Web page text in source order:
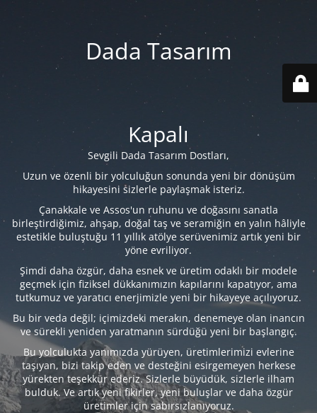
Dada Tasarım
Kapalı
Sevgili Dada Tasarım Dostları,
Uzun ve özenli bir yolculuğun sonunda yeni bir dönüşüm
hikayesini sizlerle paylaşmak isteriz.
Çanakkale ve Assos'un ruhunu ve doğasını sanatla
birleştirdiğimiz, ahşap, doğal taş ve seramiğin en yalın hâliyle
estetikle buluştuğu 11 yıllık atölye serüvenimiz artık yeni bir
yöne evriliyor.
Şimdi daha özgür, daha esnek ve üretim odaklı bir modele
geçmek için fiziksel dükkanımızın kapılarını kapatıyor, ama
tutkumuz ve yaratıcı enerjimizle yeni bir hikayeye açılıyoruz.
Bu bir veda değil; içimizdeki merakın, denemeye olan inancın
ve sürekli yeniden yaratmanın sürdüğü yeni bir başlangıç.
Bu yolculukta yanımızda yürüyen, üretimlerimizi evlerine
taşıyan, bizi takip eden ve desteğini esirgemeyen herkese
yürekten teşekkür ederiz. Sizlerle büyüdük, sizlerle ilham
bulduk. Ve artık yeni fikirler, yeni buluşlar ve daha özgür
üretimler için sabırsızlanıyoruz.